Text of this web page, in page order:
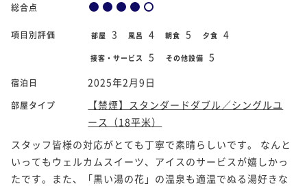
総合点
項目別評価 部屋 3 風呂 4 朝食 5 夕食 4
接客・サービス 5 その他設備 5
宿泊日 2025年2月9日
部屋タイプ
【禁煙】スタンダードダブル／シングルユ
ース（18平米）
スタッフ皆様の対応がとても丁寧で素晴らしいです。 なんと
いってもウェルカムスイーツ、アイスのサービスが嬉しかっ
たです。また、「黒い湯の花」の温泉も適温でぬる湯好きな